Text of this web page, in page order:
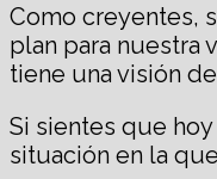
Como creyentes,
plan para nuestra
tiene una visión
Si sientes que
situación en la